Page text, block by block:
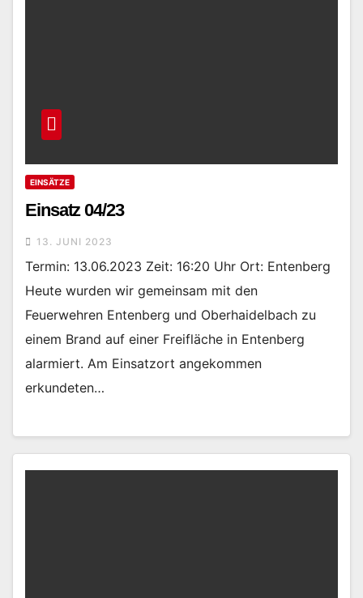
EINSÄTZE
Einsatz 04/23
13. JUNI 2023
Termin: 13.06.2023 Zeit: 16:20 Uhr Ort: Entenberg
Heute wurden wir gemeinsam mit den
Feuerwehren Entenberg und Oberhaidelbach zu
einem Brand auf einer Freifläche in Entenberg
alarmiert. Am Einsatzort angekommen
erkundeten…